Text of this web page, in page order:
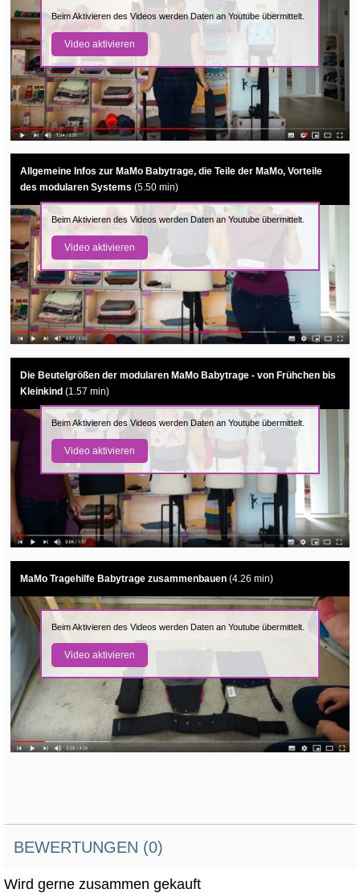
Beim Aktivieren des Videos werden Daten an Youtube übermittelt.
Video aktivieren
Allgemeine Infos zur MaMo Babytrage, die Teile der MaMo, Vorteile
des modularen Systems (5.50 min)
Beim Aktivieren des Videos werden Daten an Youtube übermittelt.
Video aktivieren
Die Beutelgrößen der modularen MaMo Babytrage - von Frühchen bis
Kleinkind (1.57 min)
Beim Aktivieren des Videos werden Daten an Youtube übermittelt.
Video aktivieren
MaMo Tragehilfe Babytrage zusammenbauen (4.26 min)
Beim Aktivieren des Videos werden Daten an Youtube übermittelt.
Video aktivieren
BEWERTUNGEN (0)
Wird gerne zusammen gekauft